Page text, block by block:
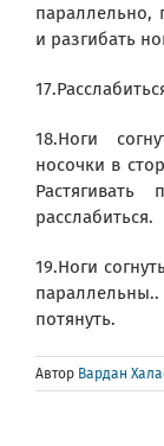
параллельно,
и разгибать
18.Ноги
носочки в
расслабиться.
19.Ноги
потянуть.
Автор Вардан